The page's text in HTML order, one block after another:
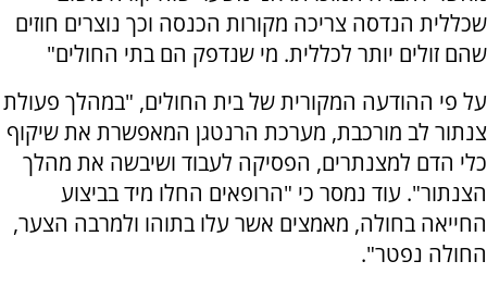
שכללית הנדסה צריכה מקורות הכנסה וכך נוצרים חוזים
שהם זולים יותר לכללית. מי שנדפק הם בתי החולים"
על פי ההודעה המקורית של בית החולים, "במהלך פעולת
צנתור לב מורכבת, מערכת הרנטגן המאפשרת את שיקוף
כלי הדם למצנתרים, הפסיקה לעבוד ושיבשה את מהלך
הצנתור". עוד נמסר כי "הרופאים החלו מיד בביצוע
החייאה בחולה, מאמצים אשר עלו בתוהו ולמרבה הצער,
החולה נפטר".